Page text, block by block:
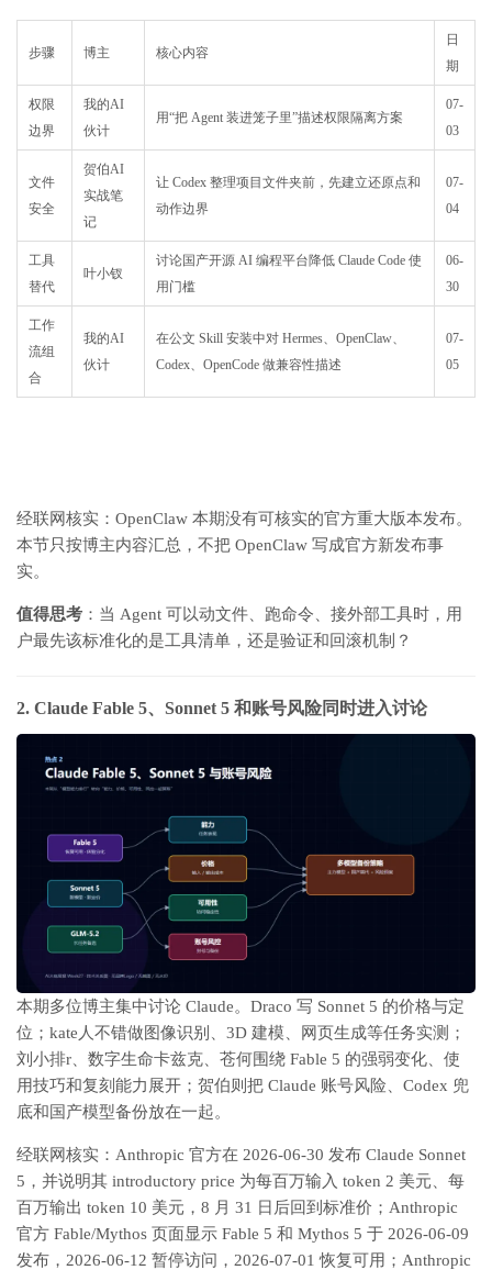
步骤 博主 核心内容
日
期
权限
边界
我的AI
伙计
用“把 Agent 装进笼子里”描述权限隔离方案
07-
03
文件
安全
贺伯AI
实战笔
记
让 Codex 整理项目文件夹前，先建立还原点和
动作边界
07-
04
工具
替代
叶小钗
讨论国产开源 AI 编程平台降低 Claude Code 使
用门槛
06-
30
工作
流组
合
我的AI
伙计
在公文 Skill 安装中对 Hermes、OpenClaw、
Codex、OpenCode 做兼容性描述
07-
05
经联网核实：OpenClaw 本期没有可核实的官方重大版本发布。
本节只按博主内容汇总，不把 OpenClaw 写成官方新发布事
实。
值得思考 ：当 Agent 可以动文件、跑命令、接外部工具时，用
户最先该标准化的是工具清单，还是验证和回滚机制？
2. Claude Fable 5、Sonnet 5 和账号风险同时进入讨论
本期多位博主集中讨论 Claude。Draco 写 Sonnet 5 的价格与定
位；kate人不错做图像识别、3D 建模、网页生成等任务实测；
刘小排r、数字生命卡兹克、苍何围绕 Fable 5 的强弱变化、使
用技巧和复刻能力展开；贺伯则把 Claude 账号风险、Codex 兜
底和国产模型备份放在一起。
经联网核实：Anthropic 官方在 2026-06-30 发布 Claude Sonnet
5，并说明其 introductory price 为每百万输入 token 2 美元、每
百万输出 token 10 美元，8 月 31 日后回到标准价；Anthropic
官方 Fable/Mythos 页面显示 Fable 5 和 Mythos 5 于 2026-06-09
发布，2026-06-12 暂停访问，2026-07-01 恢复可用；Anthropic